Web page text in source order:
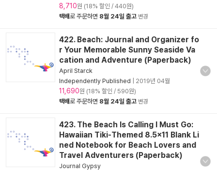
8,710원 (18% 할인 / 440원)
택배로 주문하면 8월 24일 출고 변경
422. Beach: Journal and Organizer fo
r Your Memorable Sunny Seaside Va
cation and Adventure (Paperback)
April Starck
Independently Published
2019년 04월
11,690원 (18% 할인 / 590원)
택배로 주문하면 8월 24일 출고 변경
423. The Beach Is Calling I Must Go:
Hawaiian Tiki-Themed 8.5x11 Blank Li
ned Notebook for Beach Lovers and
Travel Adventurers (Paperback)
Journal Gypsy